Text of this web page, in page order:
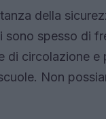
della
spesso di
di circolazione e
Non